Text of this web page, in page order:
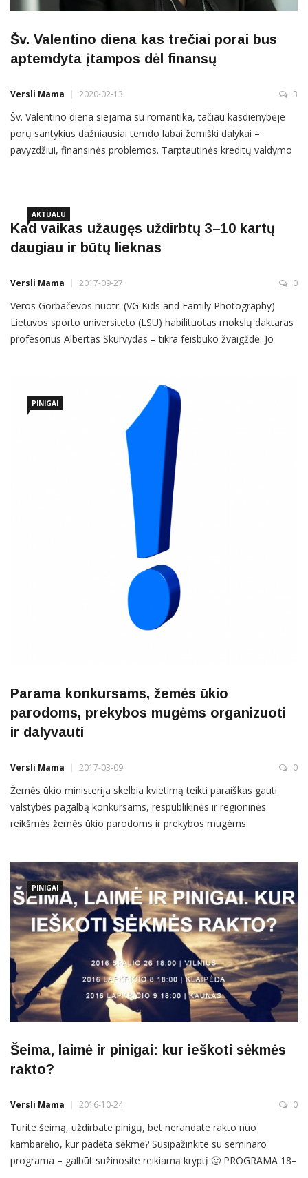
Šv. Valentino diena kas trečiai porai bus
aptemdyta įtampos dėl finansų
Versli Mama 2020-02-13 3
Šv. Valentino diena siejama su romantika, tačiau kasdienybėje
porų santykius dažniausiai temdo labai žemiški dalykai –
pavyzdžiui, finansinės problemos. Tarptautinės kreditų valdymo
jaučiamu
AKTUALU
Kad vaikas užaugęs uždirbtų 3–10 kartų
daugiau ir būtų lieknas
Versli Mama 2017-09-27 0
Veros Gorbačevos nuotr. (VG Kids and Family Photography)
Lietuvos sporto universiteto (LSU) habilituotas mokslų daktaras
profesorius Albertas Skurvydas – tikra feisbuko žvaigždė. Jo
paskaitas. Dalinamės profesoriaus mintimis apie tai, koks turi
PINIGAI
Parama konkursams, žemės ūkio
parodoms, prekybos mugėms organizuoti
ir dalyvauti
Versli Mama 2017-03-09 0
Žemės ūkio ministerija skelbia kvietimą teikti paraiškas gauti
valstybės pagalbą konkursams, respublikinės ir regioninės
reikšmės žemės ūkio parodoms ir prekybos mugėms
pateiktą formą gali teikti juridiniai asmenys, užsiimantys žemės
ūkio parodų, prekybos
PINIGAI
Šeima, laimė ir pinigai: kur ieškoti sėkmės
rakto?
Versli Mama 2016-10-24 0
Turite šeimą, uždirbate pinigų, bet nerandate rakto nuo
kambarėlio, kur padėta sėkmė? Susipažinkite su seminaro
programa – galbūt sužinosite reikiamą kryptį 🙂 PROGRAMA 18–